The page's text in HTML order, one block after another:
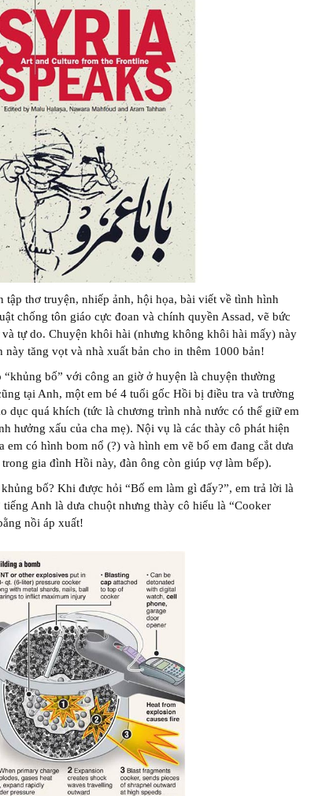
tập thơ truyện, nhiếp ảnh, hội họa, bài viết về tình hình
chống tôn giáo cực đoan và chính quyền Assad, vẽ bức
và tự do. Chuyện khôi hài (nhưng không khôi hài mấy) này
này tăng vọt và nhà xuất bản cho in thêm 1000 bản!
bố” với công an giờ ở huyện là chuyện thường
tại Anh, một em bé 4 tuổi gốc Hồi bị điều tra và trường
dục quá khích (tức là chương trình nhà nước có thể giữ em
hưởng xấu của cha mẹ). Nội vụ là các thày cô phát hiện
em có hình bom nổ (?) và hình em vẽ bố em đang cắt dưa
gia đình Hồi này, đàn ông còn giúp vợ làm bếp).
bố? Khi được hỏi “Bố em làm gì đấy?”, em trả lời là
tiếng Anh là dưa chuột nhưng thày cô hiểu là “Cooker
nồi áp xuất!